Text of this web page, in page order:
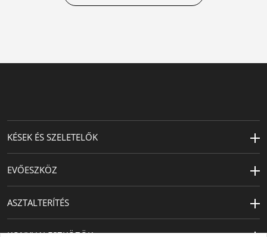
KÉSEK ÉS SZELETELŐK
EVŐESZKÖZ
ASZTALTERÍTÉS